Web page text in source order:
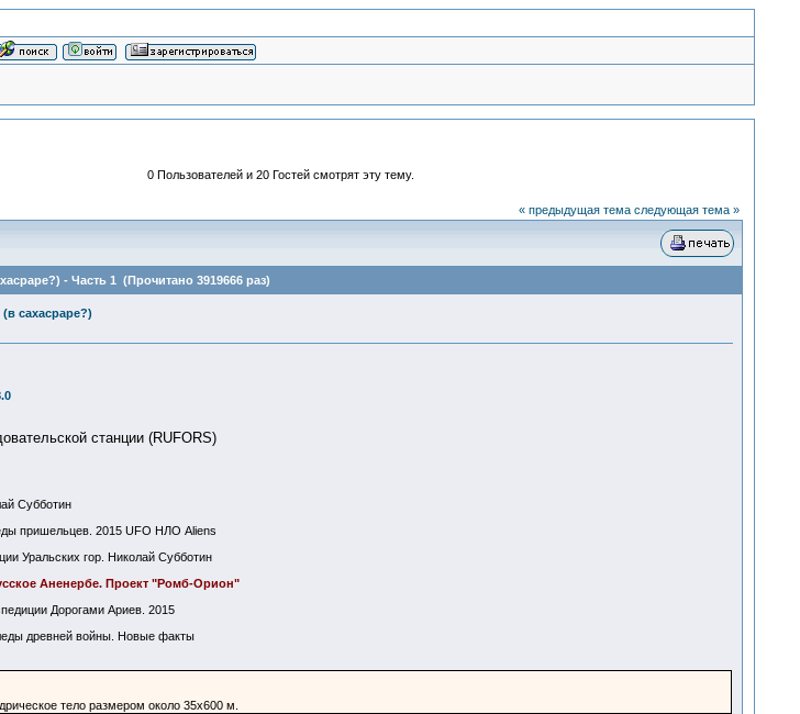
0 Пользователей и 20 Гостей смотрят эту тему.
« предыдущая тема следующая тема »
- Часть 1 (Прочитано 3919666 раз)
сахасраре?)
станции (RUFORS)
Субботин
пришельцев. 2015 UFO НЛО Aliens
Уральских гор. Николай Субботин
Аненербе. Проект "Ромб-Орион"
Дорогами Ариев. 2015
древней войны. Новые факты
тело размером около 35х600 м.